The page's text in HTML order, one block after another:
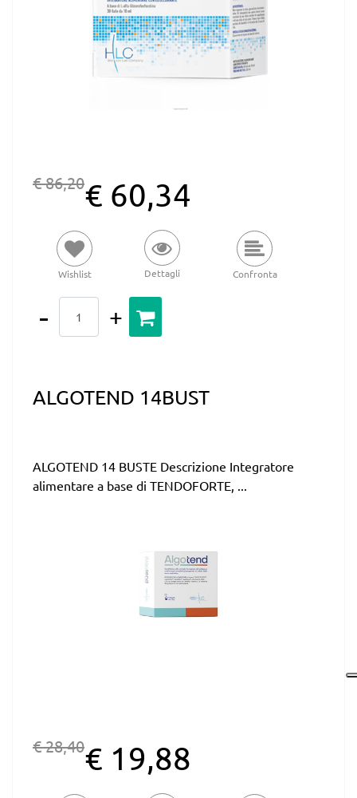
€ 86,20€ 60,34
Wishlist Dettagli Confronta
ALGOTEND 14BUST
ALGOTEND 14 BUSTE Descrizione Integratore
alimentare a base di TENDOFORTE, ...
€ 28,40€ 19,88